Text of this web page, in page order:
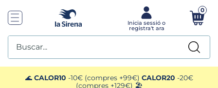
0
Buscar...
🌊 CALOR10 -10€ (compres +99€) CALOR20 -20€
(compres +129€) 🏖️
TOP SEARCHES